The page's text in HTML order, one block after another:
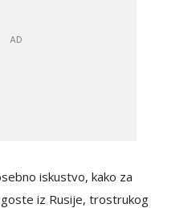
iskustvo, kako za
iz Rusije, trostrukog